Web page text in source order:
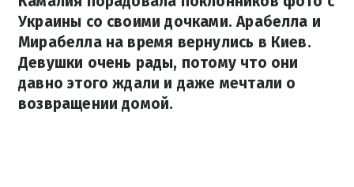
Украины со своими дочками. Арабелла и
Мирабелла на время вернулись в Киев.
Девушки очень рады, потому что они
давно этого ждали и даже мечтали о
возвращении домой.